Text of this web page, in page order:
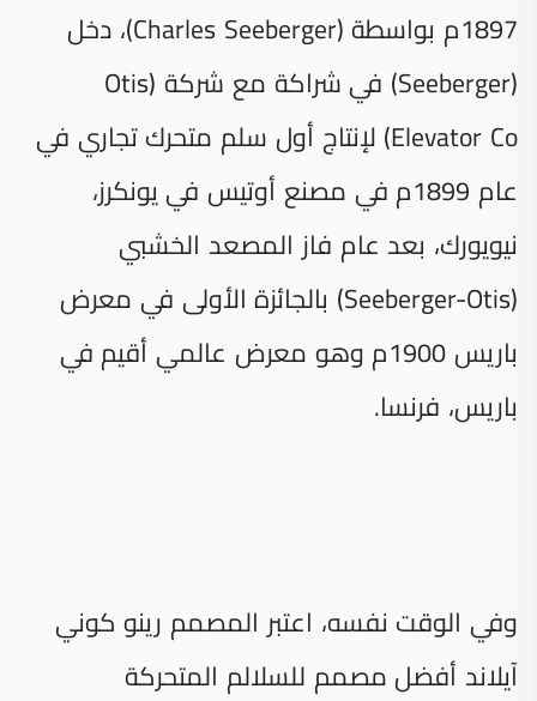
1897م بواسطة (Charles Seeberger)، دخل
(Seeberger) في شراكة مع شركة (Otis
Elevator Co) لإنتاج أول سلم متحرك تجاري في
عام 1899م في مصنع أوتيس في يونكرز،
نيويورك، بعد عام فاز المصعد الخشبي
(Seeberger-Otis) بالجائزة الأولى في معرض
باريس 1900م وهو معرض عالمي أقيم في
باريس، فرنسا.
وفي الوقت نفسه، اعتبر المصمم رينو كوني
آيلاند أفضل مصمم للسلالم المتحركة